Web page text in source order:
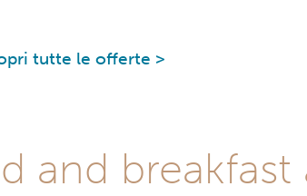
tutte le offerte >
and breakfast